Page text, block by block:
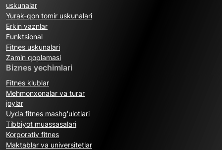
uskunalar
Yurak-qon tomir uskunalari
Erkin vaznlar
Funktsional
Fitnes uskunalari
Zamin qoplamasi
Biznes yechimlari
Fitnes klublar
Mehmonxonalar va turar
joylar
Uyda fitnes mashg'ulotlari
Tibbiyot muassasalari
Korporativ fitnes
Maktablar va universitetlar